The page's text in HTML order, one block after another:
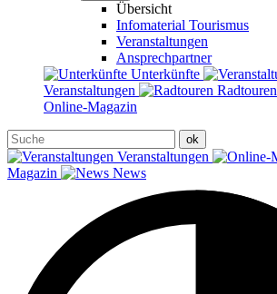
Übersicht
Infomaterial Tourismus
Veranstaltungen
Ansprechpartner
Unterkünfte
Veranstaltungen
Radtouren
Online-Magazin
Veranstaltungen
Magazin
News